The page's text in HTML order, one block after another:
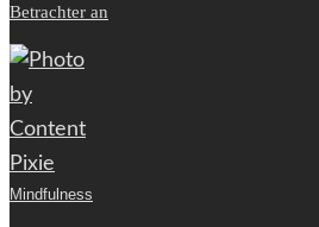
Betrachter an
Mindfulness